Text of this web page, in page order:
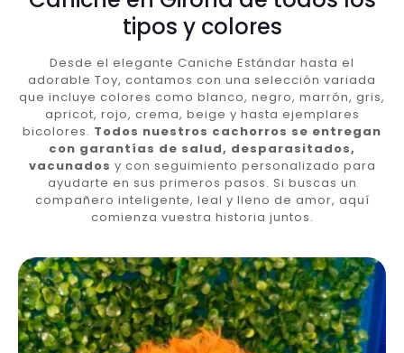
tipos y colores
Desde el elegante Caniche Estándar hasta el
adorable Toy, contamos con una selección variada
que incluye colores como blanco, negro, marrón, gris,
apricot, rojo, crema, beige y hasta ejemplares
bicolores. Todos nuestros cachorros se entregan
con garantías de salud, desparasitados,
vacunados y con seguimiento personalizado para
ayudarte en sus primeros pasos. Si buscas un
compañero inteligente, leal y lleno de amor, aquí
comienza vuestra historia juntos.